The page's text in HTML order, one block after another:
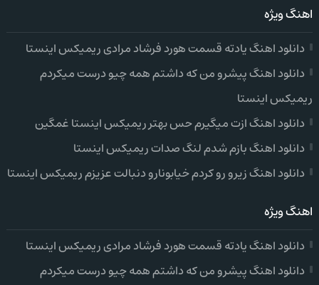
اهنگ ویژه
دانلود اهنگ یادته قسمت هورد فرشاد مرادی ریمیکس اینستا
دانلود اهنگ پیشرو من که داشتم همه چیو درست میکردم
ریمیکس اینستا
دانلود اهنگ ازت میگیرم حس بهتر ریمیکس اینستا غمگین
دانلود اهنگ بازم شدم لنگ صدات ریمیکس اینستا
دانلود اهنگ زیرو رو کردم خیابونارو دنبالت عزیزم ریمیکس اینستا
اهنگ ویژه
دانلود اهنگ یادته قسمت هورد فرشاد مرادی ریمیکس اینستا
دانلود اهنگ پیشرو من که داشتم همه چیو درست میکردم